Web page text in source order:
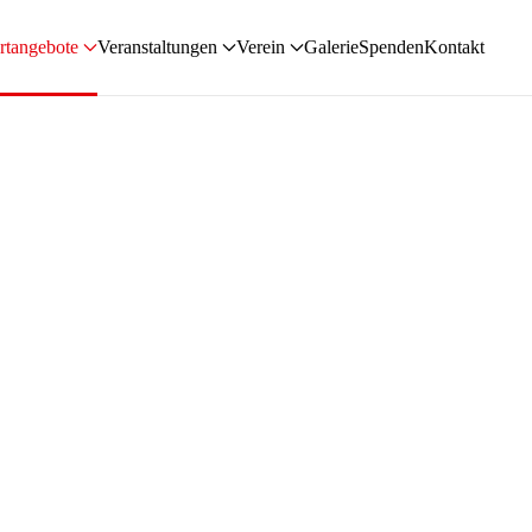
Veranstaltungen Verein GalerieSpendenKontakt